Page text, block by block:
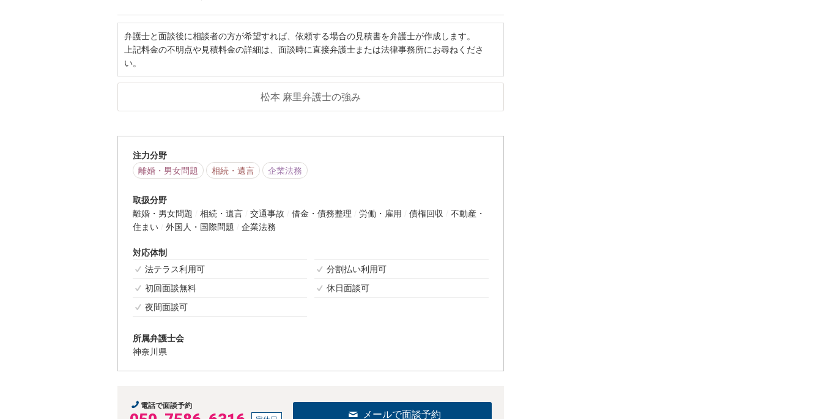
弁護士と面談後に相談者の方が希望すれば、依頼する場合の見積書を弁護士が作成します。
上記料金の不明点や見積料金の詳細は、面談時に直接弁護士または法律事務所にお尋ねくださ
い。
松本 麻里弁護士の強み
注力分野
離婚・男女問題
相続・遺言 企業法務
取扱分野
離婚・男女問題
相続・遺言 交通事故 借金・債務整理 労働・雇用 債権回収
不動産・
住まい
外国人・国際問題 企業法務
対応体制
法テラス利用可
分割払い利用可
初回面談無料
休日面談可
夜間面談可
所属弁護士会
神奈川県
電話で面談予約
メールで面談予約